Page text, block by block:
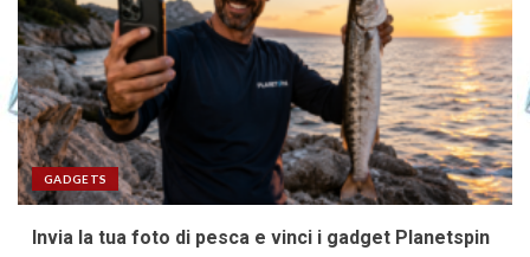
GADGETS
Invia la tua foto di pesca e vinci i gadget Planetspin